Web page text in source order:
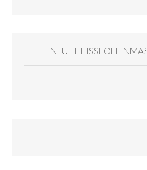
NEUE